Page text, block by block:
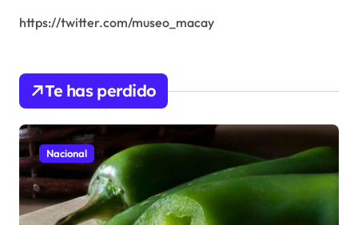
https://twitter.com/museo_macay
Te has perdido
Nacional